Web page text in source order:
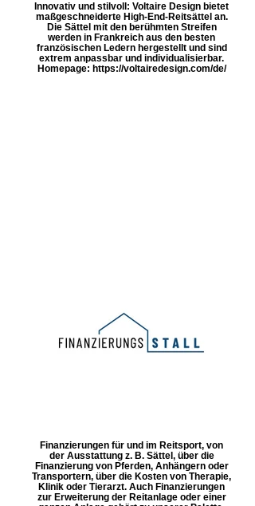
Innovativ und stilvoll: Voltaire Design bietet
maßgeschneiderte High-End-Reitsättel an.
Die Sättel mit den berühmten Streifen
werden in Frankreich aus den besten
französischen Ledern hergestellt und sind
extrem anpassbar und individualisierbar.
Homepage: https://voltairedesign.com/de/
Finanzierungen für und im Reitsport, von
der Ausstattung z. B. Sättel, über die
Finanzierung von Pferden, Anhängern oder
Transportern, über die Kosten von Therapie,
Klinik oder Tierarzt. Auch Finanzierungen
zur Erweiterung der Reitanlage oder einer